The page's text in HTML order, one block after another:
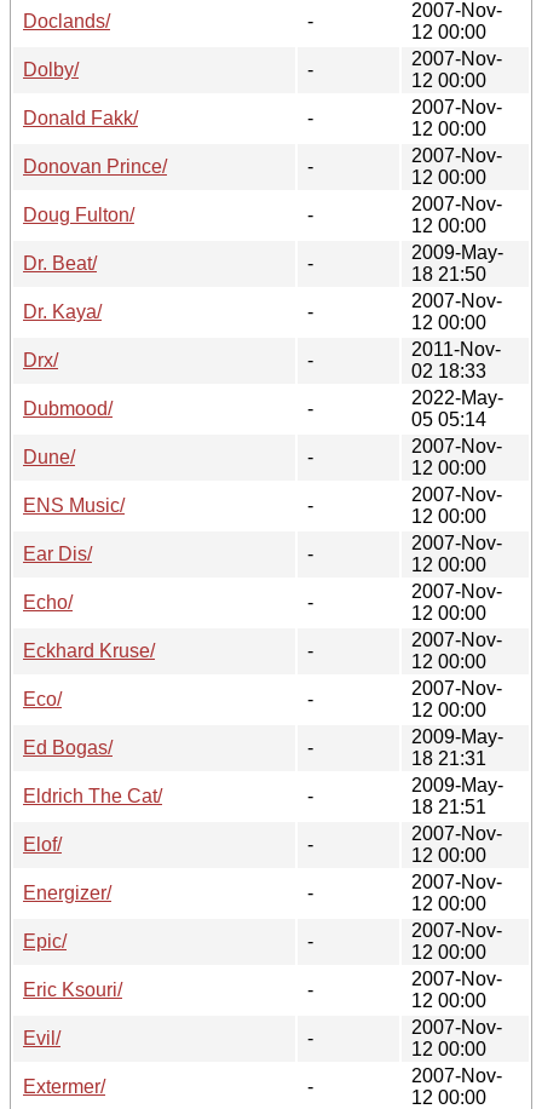
Doclands/ -
2007-Nov-
12 00:00
Dolby/
-
2007-Nov-
12 00:00
Donald Fakk/
-
2007-Nov-
12 00:00
Donovan Prince/
-
2007-Nov-
12 00:00
Doug Fulton/
-
2007-Nov-
12 00:00
Dr. Beat/
-
2009-May-
18 21:50
Dr. Kaya/
-
2007-Nov-
12 00:00
Drx/
-
2011-Nov-
02 18:33
Dubmood/
-
2022-May-
05 05:14
Dune/
-
2007-Nov-
12 00:00
ENS Music/
-
2007-Nov-
12 00:00
Ear Dis/
-
2007-Nov-
12 00:00
Echo/
-
2007-Nov-
12 00:00
Eckhard Kruse/
-
2007-Nov-
12 00:00
Eco/
-
2007-Nov-
12 00:00
Ed Bogas/
-
2009-May-
18 21:31
Eldrich The Cat/
-
2009-May-
18 21:51
Elof/
-
2007-Nov-
12 00:00
Energizer/
-
2007-Nov-
12 00:00
Epic/
-
2007-Nov-
12 00:00
Eric Ksouri/
-
2007-Nov-
12 00:00
Evil/
-
2007-Nov-
12 00:00
Extermer/
-
2007-Nov-
12 00:00